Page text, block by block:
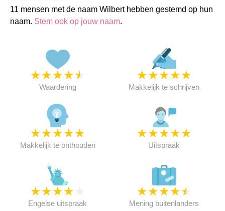
11 mensen met de naam Wilbert hebben gestemd op hun
naam. Stem ook op jouw naam.
★★★★★
Waardering
★★★★★
Makkelijk te schrijven
★★★★★
Makkelijk te onthouden
★★★★★
Uitspraak
★★★★
Engelse uitspraak
★★★★★
Mening buitenlanders